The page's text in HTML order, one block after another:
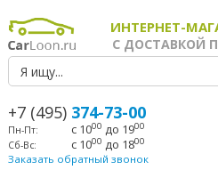
ИНТЕРНЕТ-
С ДОСТАВКОЙ
+7 (495) 374-73-00
Пн-Пт: с 1000 до 1900
Сб-Вс: с 1000 до 1800
Заказать обратный звонок